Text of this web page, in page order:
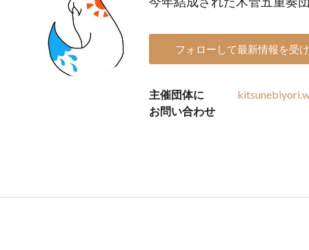
フォローして最新情報を受
主催団体に
お問い合わせ